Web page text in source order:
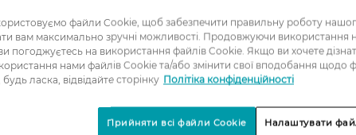
файли Cookie, щоб забезпечити правильну роботу
вам максимально зручні можливості. Продовжуючи використання
погоджуєтесь на використання файлів Cookie. Якщо ви хочете
нами файлів Cookie та/або змінити свої вподобання щодо
ласка, відвідайте сторінку Політіка конфіденційності
Налаштувати
Прийняти всі файли Cookie